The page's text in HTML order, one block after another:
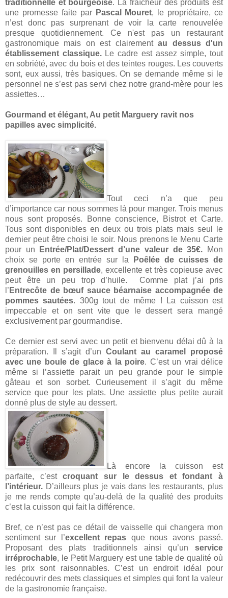
traditionnelle et bourgeoise. La fraîcheur des produits est
une promesse faite par Pascal Mouret, le propriétaire, ce
n’est donc pas surprenant de voir la carte renouvelée
presque quotidiennement. Ce n'est pas un restaurant
gastronomique mais on est clairementau dessus d'un
établissement classique.Le cadre est assez simple, tout
en sobriété, avec du bois et des teintes rouges. Les couverts
sont, eux aussi, très basiques. On se demande même si le
personnel ne s’est pas servi chez notre grand-mère pour les
assiettes…
Gourmand et élégant, Au petit Marguery ravit nos
papilles avec simplicité.
Tout ceci n’a que peu
d’importance car nous sommes là pour manger. Trois menus
nous sont proposés. Bonne conscience, Bistrot et Carte.
Tous sont disponibles en deux ou trois plats mais seul le
dernier peut être choisi le soir. Nous prenons le Menu Carte
pour un
Entrée/Plat/Dessert d’une valeur de 35€. Mon
choix se porte en entrée sur la
Poêlée de cuisses de
grenouilles en persillade, excellente et très copieuse avec
peut être un peu trop d’huile. Comme plat j’ai pris
l’ Entrecôte de bœuf sauce béarnaise accompagnée de
pommes sautées. 300g tout de même ! La cuisson est
impeccable et on sent vite que le dessert sera mangé
exclusivement par gourmandise.
Ce dernier est servi avec un petit et bienvenu délai dû à la
préparation. Il s’agit d’un Coulant au caramel proposé
avec une boule de glace à la poire. C’est un vrai délice
même si l’assiette parait un peu grande pour le simple
gâteau et son sorbet. Curieusement il s’agit du même
service que pour les plats. Une assiette plus petite aurait
donné plus de style au dessert.
Là encore la cuisson est
parfaite, c’estcroquant sur le dessus et fondant à
l’intérieur. D’ailleurs plus je vais dans les restaurants, plus
je me rends compte qu’au-delà de la qualité des produits
c’est la cuisson qui fait la différence.
Bref, ce n’est pas ce détail de vaisselle qui changera mon
sentiment sur l’excellent repas que nous avons passé.
Proposant des plats traditionnels ainsi qu’un service
irréprochable, le Petit Marguery est une table de qualité où
les prix sont raisonnables. C’est un endroit idéal pour
redécouvrir des mets classiques et simples qui font la valeur
de la gastronomie française.